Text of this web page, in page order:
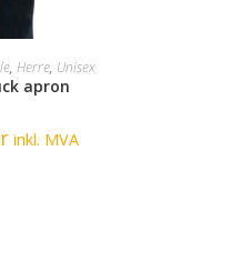
, Herre, Unisex
apron
inkl. MVA